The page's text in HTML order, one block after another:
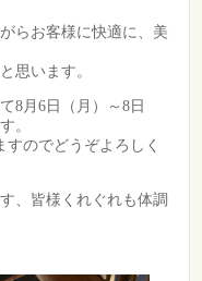
らお客様に快適に、美
思います。
8月6日（月）～8日
。
のでどうぞよろしく
、皆様くれぐれも体調